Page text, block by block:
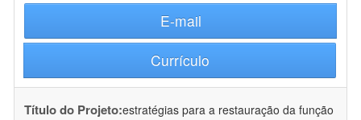
E-mail
Currículo
Título do Projeto:estratégias para a restauração da função